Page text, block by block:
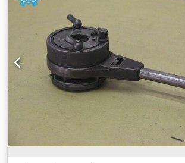
polegadas Dodpfozlf Rcex Alfock -
polegadas -Dimensões: 280/240/85 mm -